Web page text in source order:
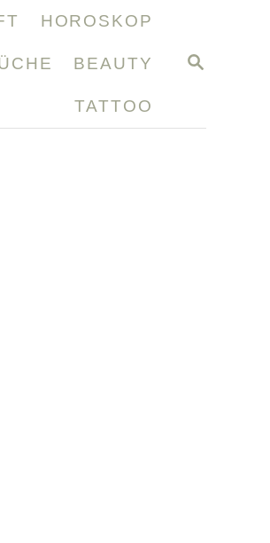
S
HOROSKOP
BEAUTY
TATTOO